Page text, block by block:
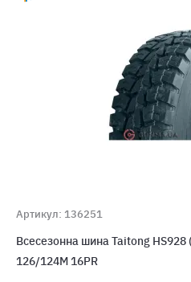
Артикул: 136251
Всесезонна шина Taitong
126/124M 16PR